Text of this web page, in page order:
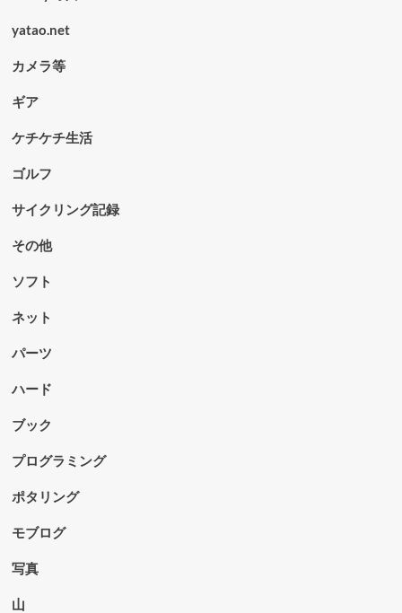
yatao.net
カメラ等
ギア
ケチケチ生活
ゴルフ
サイクリング記録
その他
ソフト
ネット
パーツ
ハード
ブック
プログラミング
ポタリング
モブログ
写真
山